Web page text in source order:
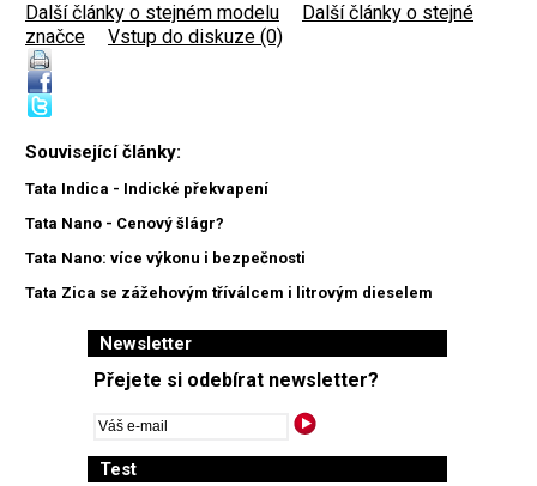
Další články o stejném modelu
Další články o stejné
značce
Vstup do diskuze (0)
Související články:
Tata Indica - Indické překvapení
Tata Nano - Cenový šlágr?
Tata Nano: více výkonu i bezpečnosti
Tata Zica se zážehovým tříválcem i litrovým dieselem
Newsletter
Přejete si odebírat newsletter?
Test